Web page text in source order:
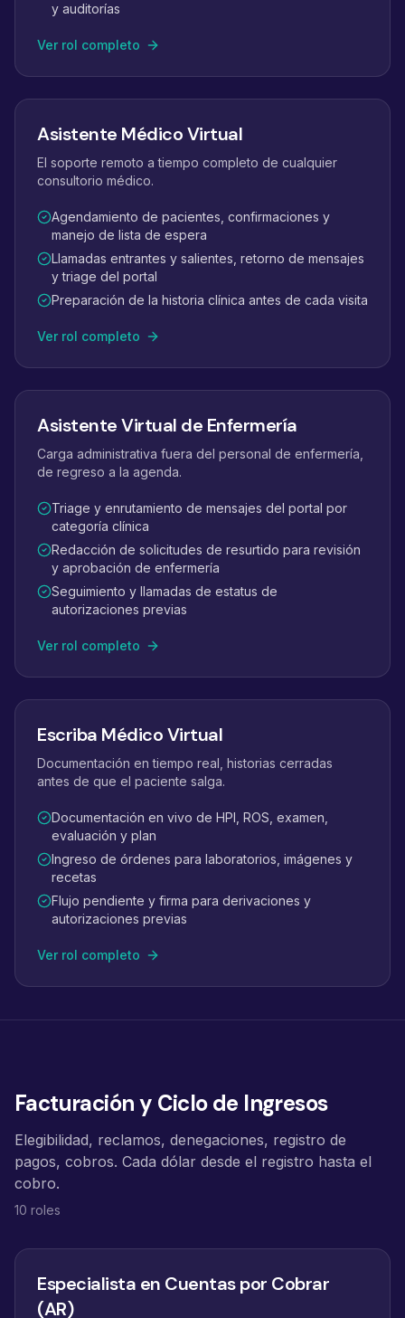
y auditorías
Ver rol completo
Asistente Médico Virtual
El soporte remoto a tiempo completo de cualquier
consultorio médico.
Agendamiento de pacientes, confirmaciones y
manejo de lista de espera
Llamadas entrantes y salientes, retorno de mensajes
y triage del portal
Preparación de la historia clínica antes de cada visita
Ver rol completo
Asistente Virtual de Enfermería
Carga administrativa fuera del personal de enfermería,
de regreso a la agenda.
Triage y enrutamiento de mensajes del portal por
categoría clínica
Redacción de solicitudes de resurtido para revisión
y aprobación de enfermería
Seguimiento y llamadas de estatus de
autorizaciones previas
Ver rol completo
Escriba Médico Virtual
Documentación en tiempo real, historias cerradas
antes de que el paciente salga.
Documentación en vivo de HPI, ROS, examen,
evaluación y plan
Ingreso de órdenes para laboratorios, imágenes y
recetas
Flujo pendiente y firma para derivaciones y
autorizaciones previas
Ver rol completo
Facturación y Ciclo de Ingresos
Elegibilidad, reclamos, denegaciones, registro de
pagos, cobros. Cada dólar desde el registro hasta el
cobro.
10 roles
Especialista en Cuentas por Cobrar
(AR)